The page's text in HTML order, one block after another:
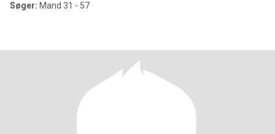
Søger: Mand 31 - 57